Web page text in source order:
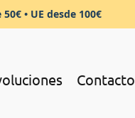
• UE desde 100€
Contacto